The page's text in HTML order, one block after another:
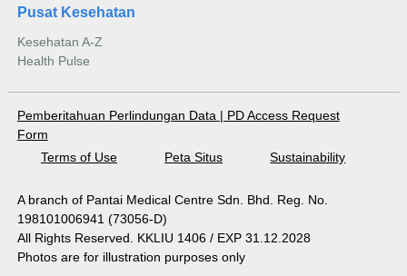
Pusat Kesehatan
Kesehatan A-Z
Health Pulse
Pemberitahuan Perlindungan Data | PD Access Request
Form
Terms of Use
Peta Situs Sustainability
A branch of Pantai Medical Centre Sdn. Bhd. Reg. No.
198101006941 (73056-D)
All Rights Reserved. KKLIU 1406 / EXP 31.12.2028
Photos are for illustration purposes only